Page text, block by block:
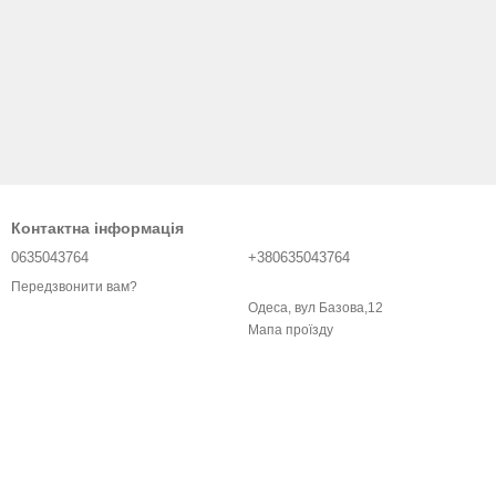
Контактна інформація
0635043764
Передзвонити вам?
+380635043764
Одеса, вул Базова,12
Мапа проїзду